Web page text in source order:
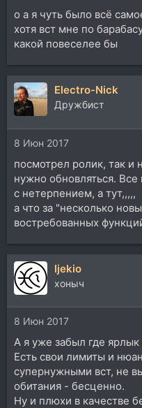
о а я чуть было всё
хотя вст мне по
какой повеселее бы
Electro-Nick
Дружбист
8 Июн 2017
посмотрел ролик, так и
нужно обновляться.
с нетерпением, а тут,,,,,
а что за "несколько
востребованных
ljekio
хоныч
8 Июн 2017
А я уже забыл где ярлык
Есть свои лимиты и
супернужными вст, не
обитания - бесценно.
Ну и плюхи в качестве